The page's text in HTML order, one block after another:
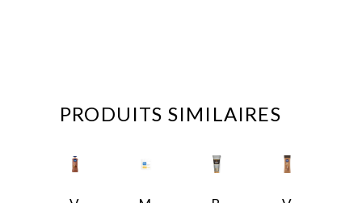
PRODUITS SIMILAIRES